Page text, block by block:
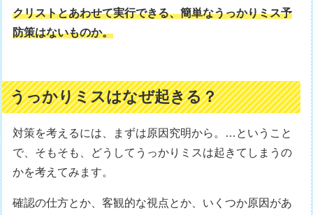
クリストとあわせて実行できる、簡単なうっかりミス予
防策はないものか。
うっかりミスはなぜ起きる？
対策を考えるには、まずは原因究明から。…ということ
で、そもそも、どうしてうっかりミスは起きてしまうの
かを考えてみます。
確認の仕方とか、客観的な視点とか、いくつか原因があ